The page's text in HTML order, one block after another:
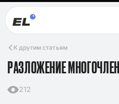
К другим статьям
РАЗЛОЖЕНИЕ
212